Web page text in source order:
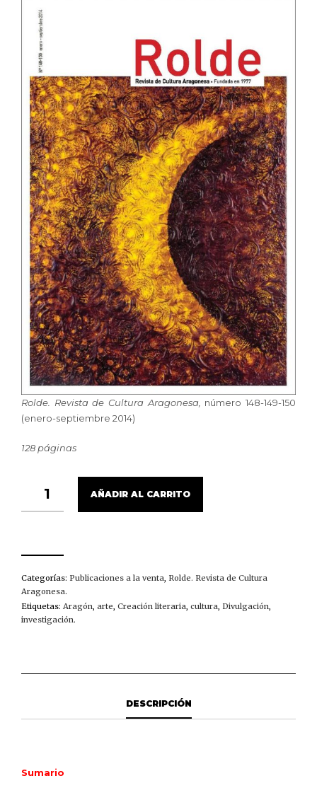
Rolde. Revista de Cultura Aragonesa,
número 148-149-150
(enero-septiembre 2014)
128 páginas
149-
AÑADIR AL CARRITO
Categorías: Publicaciones a la venta Rolde. Revista de Cultura
Aragonesa.
Etiquetas: Aragón arte Creación literaria cultura Divulgación
investigación.
DESCRIPCIÓN
Sumario